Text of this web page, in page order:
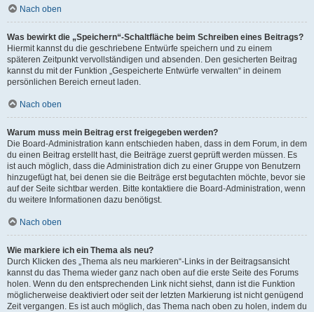
Nach oben
Was bewirkt die „Speichern“-Schaltfläche beim Schreiben eines Beitrags?
Hiermit kannst du die geschriebene Entwürfe speichern und zu einem
späteren Zeitpunkt vervollständigen und absenden. Den gesicherten Beitrag
kannst du mit der Funktion „Gespeicherte Entwürfe verwalten“ in deinem
persönlichen Bereich erneut laden.
Nach oben
Warum muss mein Beitrag erst freigegeben werden?
Die Board-Administration kann entschieden haben, dass in dem Forum, in dem
du einen Beitrag erstellt hast, die Beiträge zuerst geprüft werden müssen. Es
ist auch möglich, dass die Administration dich zu einer Gruppe von Benutzern
hinzugefügt hat, bei denen sie die Beiträge erst begutachten möchte, bevor sie
auf der Seite sichtbar werden. Bitte kontaktiere die Board-Administration, wenn
du weitere Informationen dazu benötigst.
Nach oben
Wie markiere ich ein Thema als neu?
Durch Klicken des „Thema als neu markieren“-Links in der Beitragsansicht
kannst du das Thema wieder ganz nach oben auf die erste Seite des Forums
holen. Wenn du den entsprechenden Link nicht siehst, dann ist die Funktion
möglicherweise deaktiviert oder seit der letzten Markierung ist nicht genügend
Zeit vergangen. Es ist auch möglich, das Thema nach oben zu holen, indem du